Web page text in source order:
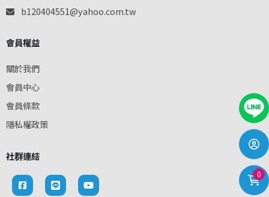
0
b120404551@yahoo.com.tw
會員權益
關於我們
會員中心
會員條款
隱私權政策
社群連結